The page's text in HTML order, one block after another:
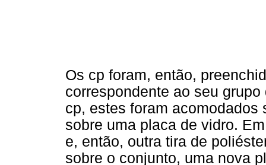
Os cp foram, então,
correspondente ao seu
cp, estes foram acomodados
sobre uma placa de vidro.
e, então, outra tira de
sobre o conjunto, uma nova